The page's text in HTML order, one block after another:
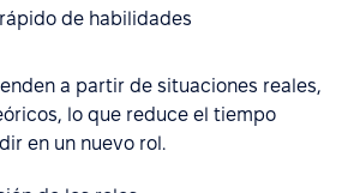
de habilidades
a partir de situaciones reales,
lo que reduce el tiempo
en un nuevo rol.